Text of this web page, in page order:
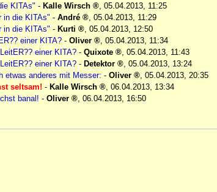
KITAs" - Kalle Wirsch
05.04.2013, 11:25
in die KITAs" - André
05.04.2013, 11:29
in die KITAs" - Kurti
05.04.2013, 12:50
einer KITA? - Oliver
05.04.2013, 11:34
einer KITA? - Quixote
05.04.2013, 11:43
einer KITA? - Detektor
05.04.2013, 13:24
etwas anderes mit Messer: - Oliver
05.04.2013, 20:35
seltsam! - Kalle Wirsch
06.04.2013, 13:34
banal! - Oliver 06.04.2013, 16:50